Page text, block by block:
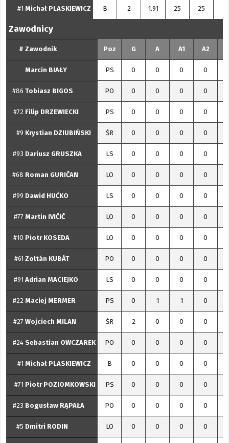
#1 Michał PLASKIEWICZ B 2 1.91 25 25
Zawodnicy
# Zawodnik Poz G A A1 A2
Marcin BIAŁY PS 0 0 0 0
#86 Tobiasz BIGOS PO 0 0 0 0
#72 Filip DRZEWIECKI PS 0 0 0 0
#9 Krystian DZIUBIŃSKI ŚR 0 0 0 0
#93 Dariusz GRUSZKA LS 0 0 0 0
#68 Roman GURIČAN LO 0 0 0 0
#99 Dawid HUĆKO LS 0 0 0 0
#77 Martin IVIČIČ LO 0 0 0 0
#10 Piotr KOSEDA LO 0 0 0 0
#61 Zoltán KUBÁT PO 0 0 0 0
#91 Adrian MACIEJKO LS 0 0 0 0
#22 Maciej MERMER PS 0 1 1 0
#27 Wojciech MILAN ŚR 2 0 0 0
#24 Sebastian OWCZAREK PO 0 0 0 0
#1 Michał PLASKIEWICZ B 0 0 0 0
#71 Piotr POZIOMKOWSKI PS 0 0 0 0
#23 Bogusław RĄPAŁA PO 0 0 0 0
#5 Dmitri RODIN LO 0 0 0 0